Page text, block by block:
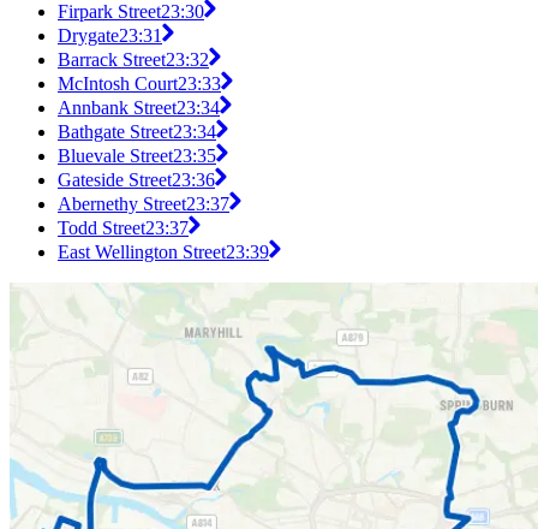
Firpark Street23:30
Drygate23:31
Barrack Street23:32
McIntosh Court23:33
Annbank Street23:34
Bathgate Street23:34
Bluevale Street23:35
Gateside Street23:36
Abernethy Street23:37
Todd Street23:37
East Wellington Street23:39